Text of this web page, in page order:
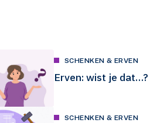
SCHENKEN & ERVEN
Erven: wist je dat…?
SCHENKEN & ERVEN